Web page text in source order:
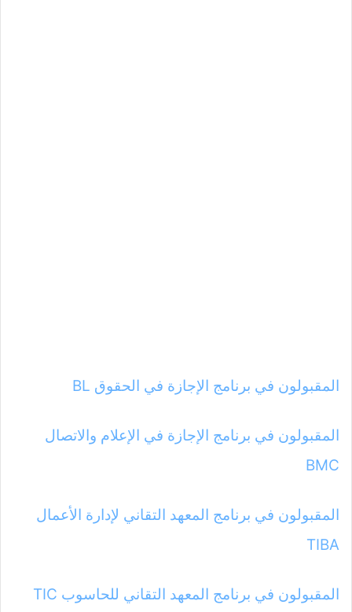
المقبولون في برنامج الإجازة في الحقوق BL
المقبولون في برنامج الإجازة في الإعلام والاتصال
BMC
المقبولون في برنامج المعهد التقاني لإدارة الأعمال
TIBA
المقبولون في برنامج المعهد التقاني للحاسوب TIC